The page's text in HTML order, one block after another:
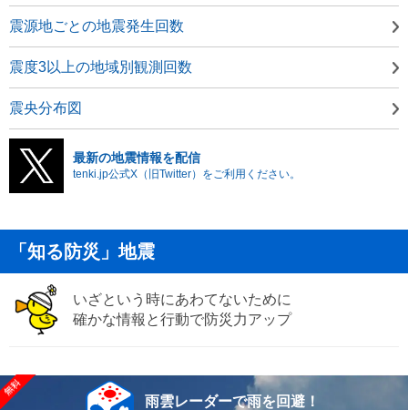
震源地ごとの地震発生回数
震度3以上の地域別観測回数
震央分布図
最新の地震情報を配信
tenki.jp公式X（旧Twitter）をご利用ください。
「知る防災」地震
いざという時にあわてないために
確かな情報と行動で防災力アップ
雨雲レーダーで雨を回避！